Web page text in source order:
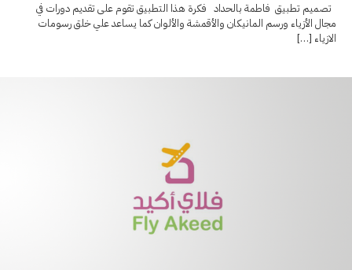
تصميم تطبيق فاطمة بالحداد فكرة هذا التطبيق تقوم على تقديم دورات في
مجال الأزياء ورسم المانيكان والأقمشة والألوان كما يساعد علي خلق رسومات
الازياء […]